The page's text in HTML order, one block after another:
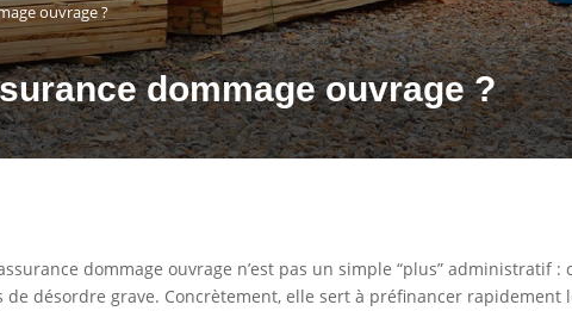
ouvrage ?
dommage ouvrage ?
dommage ouvrage n’est pas un simple “plus” administratif
désordre grave. Concrètement, elle sert à préfinancer